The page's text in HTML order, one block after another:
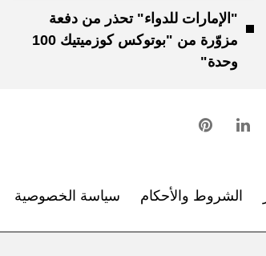
"الإمارات للدواء" تحذر من دفعة
مزوّرة من "بوتوكس كوزميتيك 100
وحدة"
الشروط والأحكام سياسة الخصوصية